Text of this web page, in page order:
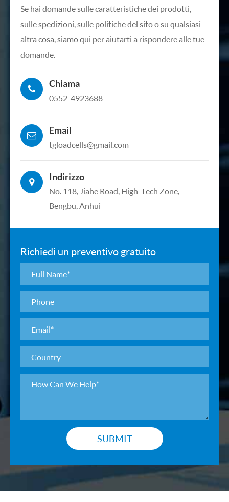
Se hai domande sulle caratteristiche dei prodotti,
sulle spedizioni, sulle politiche del sito o su qualsiasi
altra cosa, siamo qui per aiutarti a rispondere alle tue
domande.
Chiama
0552-4923688
Email
tgloadcells@gmail.com
Indirizzo
No. 118, Jiahe Road, High-Tech Zone,
Bengbu, Anhui
Richiedi un preventivo gratuito
SUBMIT